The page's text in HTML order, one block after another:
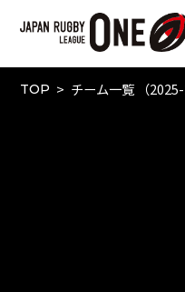
TOP チーム一覧 （2025-